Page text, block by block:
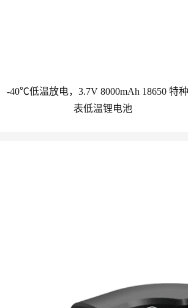
-40℃低温放电，3.7V 8000mAh 18650 特
表低温锂电池